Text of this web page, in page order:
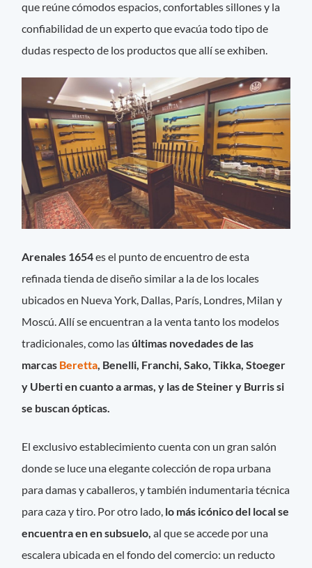
que reúne cómodos espacios, confortables sillones y la
confiabilidad de un experto que evacúa todo tipo de
dudas respecto de los productos que allí se exhiben.
Arenales 1654es el punto de encuentro de esta
refinada tienda de diseño similar a la de los locales
ubicados en Nueva York, Dallas, París, Londres, Milan y
Moscú. Allí se encuentran a la venta tanto los modelos
tradicionales, como las últimas novedades de las
marcas Beretta , Benelli, Franchi, Sako, Tikka, Stoeger
y Uberti en cuanto a armas, y las de Steiner y Burris si
se buscan ópticas.
El exclusivo establecimiento cuenta con un gran salón
donde se luce una elegante colección de ropa urbana
para damas y caballeros, y también indumentaria técnica
para caza y tiro. Por otro lado, lo más icónico del local se
encuentra en en subsuelo,al que se accede por una
escalera ubicada en el fondo del comercio: un reducto